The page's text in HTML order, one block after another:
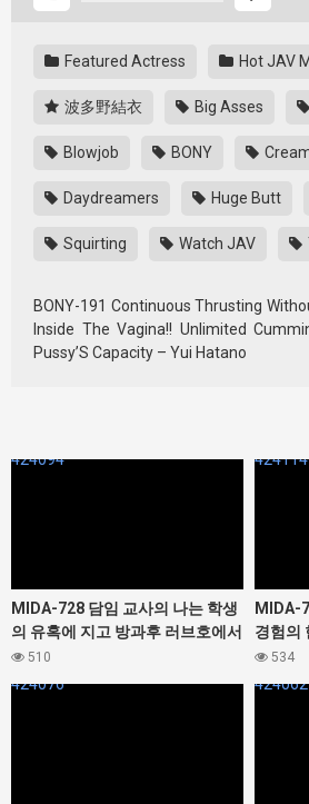
Featured Actress Hot JAV
波多野結衣 Big Asses
Blowjob BONY
Daydreamers Huge Butt
Squirting Watch JAV
BONY-191 Continuous Thrusting
Inside The Vagina!! Unlimited
Pussy’S Capacity – Yui Hatano
424094
MIDA-728 담임 교사의 나는 학생
의 유혹에 지고 방과후 러브호에서
몇번이나, 몇번이나, 섹스해 버렸
510
424114
MIDA-
경험의
카와 미
534
424076 424062